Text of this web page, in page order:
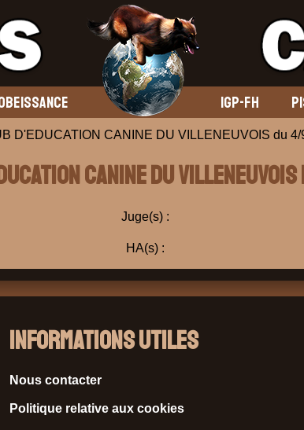
IGP-FH
D'EDUCATION CANINE DU VILLENEUVOIS du 4/
CANINE DU
Juge(s) :
HA(s) :
Informations Utiles
Nous contacter
Politique relative aux cookies